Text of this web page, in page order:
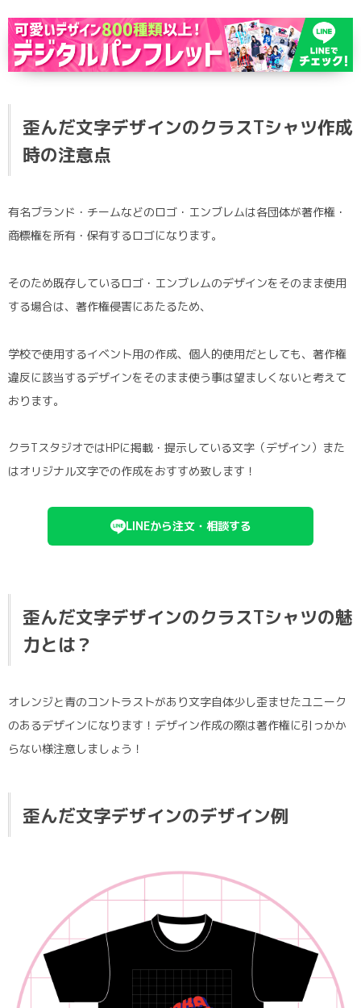
歪んだ文字デザインのクラスTシャツ作成
時の注意点
有名ブランド・チームなどのロゴ・エンブレムは各団体が著作権・
商標権を所有・保有するロゴになります。
そのため既存しているロゴ・エンブレムのデザインをそのまま使用
する場合は、著作権侵害にあたるため、
学校で使用するイベント用の作成、個人的使用だとしても、著作権
違反に該当するデザインをそのまま使う事は望ましくないと考えて
おります。
クラTスタジオではHPに掲載・提示している文字（デザイン）また
はオリジナル文字での作成をおすすめ致します！
LINEから注文・相談する
歪んだ文字デザインのクラスTシャツの魅
力とは？
オレンジと青のコントラストがあり文字自体少し歪ませたユニーク
のあるデザインになります！デザイン作成の際は著作権に引っかか
らない様注意しましょう！
歪んだ文字デザインのデザイン例
ラグビーユニフォーム
フルカラー
部活動